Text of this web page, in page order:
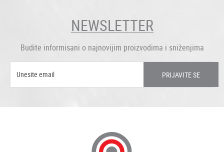
NEWSLETTER
Budite informisani o najnovijim proizvodima i sniženjima
PRIJAVITE SE